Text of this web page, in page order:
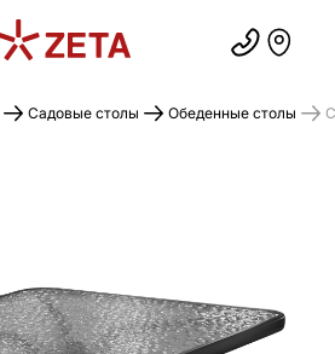
Садовые столы Обеденные столы